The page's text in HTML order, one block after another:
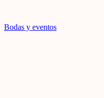
Bodas y eventos